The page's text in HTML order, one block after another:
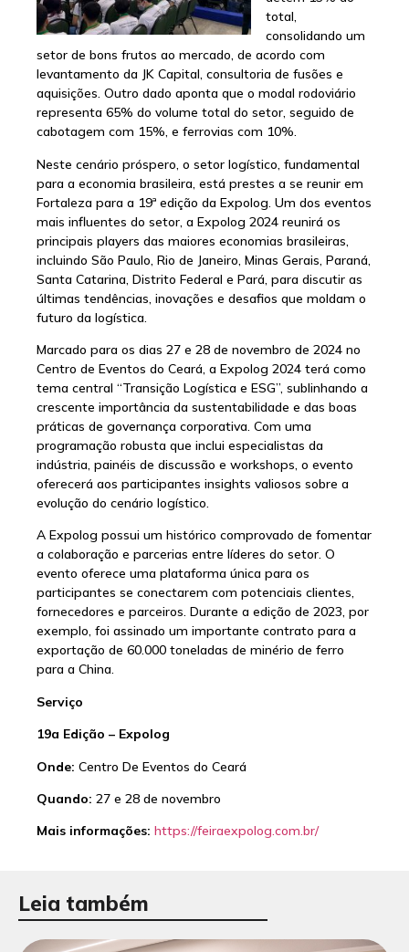
total,
consolidando um
setor de bons frutos ao mercado, de acordo com
levantamento da JK Capital, consultoria de fusões e
aquisições. Outro dado aponta que o modal rodoviário
representa 65% do volume total do setor, seguido de
cabotagem com 15%, e ferrovias com 10%.
Neste cenário próspero, o setor logístico, fundamental
para a economia brasileira, está prestes a se reunir em
Fortaleza para a 19ª edição da Expolog. Um dos eventos
mais influentes do setor, a Expolog 2024 reunirá os
principais players das maiores economias brasileiras,
incluindo São Paulo, Rio de Janeiro, Minas Gerais, Paraná,
Santa Catarina, Distrito Federal e Pará, para discutir as
últimas tendências, inovações e desafios que moldam o
futuro da logística.
Marcado para os dias 27 e 28 de novembro de 2024 no
Centro de Eventos do Ceará, a Expolog 2024 terá como
tema central “Transição Logística e ESG”, sublinhando a
crescente importância da sustentabilidade e das boas
práticas de governança corporativa. Com uma
programação robusta que inclui especialistas da
indústria, painéis de discussão e workshops, o evento
oferecerá aos participantes insights valiosos sobre a
evolução do cenário logístico.
A Expolog possui um histórico comprovado de fomentar
a colaboração e parcerias entre líderes do setor. O
evento oferece uma plataforma única para os
participantes se conectarem com potenciais clientes,
fornecedores e parceiros. Durante a edição de 2023, por
exemplo, foi assinado um importante contrato para a
exportação de 60.000 toneladas de minério de ferro
para a China.
Serviço
19a Edição – Expolog
Onde:Centro De Eventos do Ceará
Quando: 27 e 28 de novembro
Mais informações: https://feiraexpolog.com.br/
Leia também